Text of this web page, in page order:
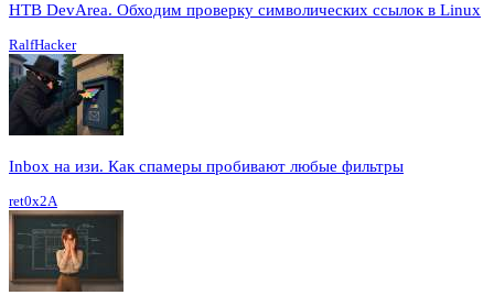
HTB DevArea. Обходим проверку символических ссылок в Linux
RalfHacker
Inbox на изи. Как спамеры пробивают любые фильтры
ret0x2A